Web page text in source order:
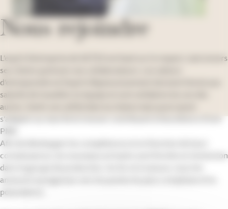
Nous rejoindre
L’esprit d’entreprise de GETEX est basé sur le respect, tant envers
ses clients qu’envers ses collaborateurs. Les valeurs
d’entreprendre et l’esprit d’épanouissement donnent l’envie aux
salariés de travailler en équipe et sont solidaires les uns des
autres. Sentir son utilité dans la chaine mais aussi savoir
s’adapter au marché et innover contribuent à l’excellence d’une
PME.
Afin de développer les compétences et en fonction de leurs
connaissances, les nouveaux arrivants sont formés en immersion
dans le groupe de production. Au fur et à mesure, nous les
amenons à progresser vers les postes les plus complexes et la
polyvalence.